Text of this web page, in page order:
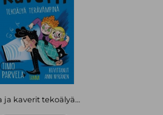
Ella ja kaverit tekoälyä terävämpinä